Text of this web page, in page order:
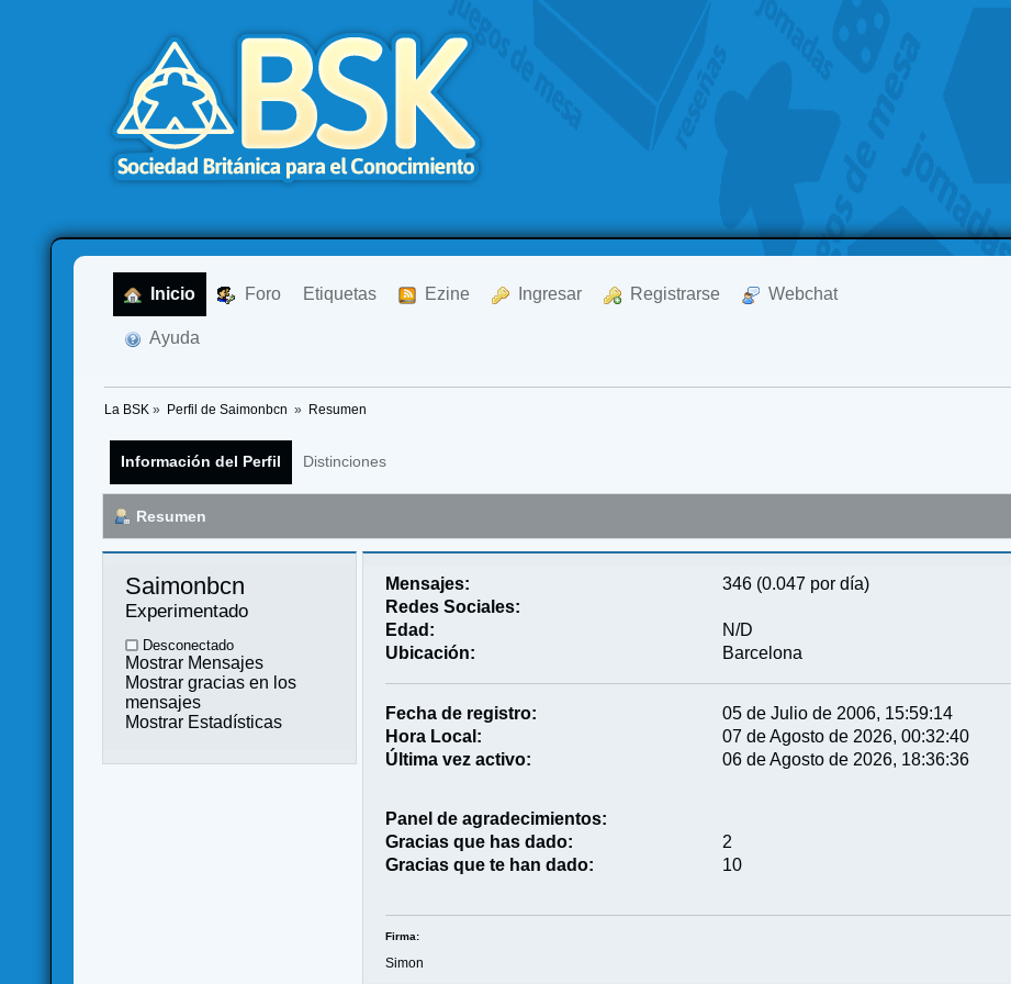
Inicio Foro Etiquetas Ezine Ingresar Registrarse Webchat
Ayuda
La BSK » Perfil de Saimonbcn » Resumen
Información del Perfil Distinciones
Resumen
Saimonbcn
Experimentado
Desconectado
Mostrar Mensajes
Mostrar gracias en los
mensajes
Mostrar Estadísticas
Mensajes:
346 (0.047 por día)
Redes Sociales:
Edad:
N/D
Ubicación:
Barcelona
Fecha de registro:
05 de Julio de 2006, 15:59:14
Hora Local:
07 de Agosto de 2026, 00:32:40
Última vez activo:
06 de Agosto de 2026, 18:36:36
Panel de agradecimientos:
Gracias que has dado:
2
Gracias que te han dado:
10
Firma:
Simon